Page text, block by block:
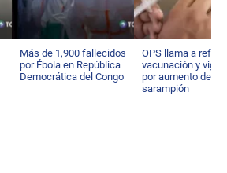
Más de 1,900 fallecidos
por Ébola en República
Democrática del Congo
OPS llama a
vacunación y
por aumento de
sarampión